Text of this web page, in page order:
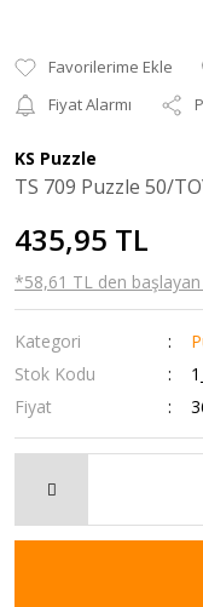
Fiyat Alarmı
KS Puzzle
TS 709 Puzzle 50/
435,95 TL
*58,61 TL den
Kategori
Stok Kodu
Fiyat